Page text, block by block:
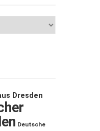
Dresden
Deutsche